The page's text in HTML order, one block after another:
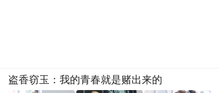
盗香窃玉：我的青春就是赌出来的